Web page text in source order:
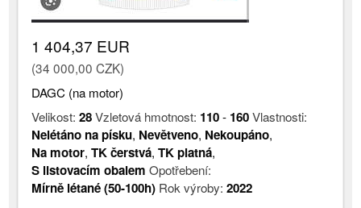
1 404,37 EUR
(34 000,00 CZK)
DAGC (na motor)
Velikost:28Vzletová hmotnost: 110- 160Vlastnosti:
Nelétáno na písku, Nevětveno, Nekoupáno,
Na motor,TK čerstvá,TK platná,
S listovacím obalem Opotřebení:
Mírně létané (50-100h) Rok výroby:2022